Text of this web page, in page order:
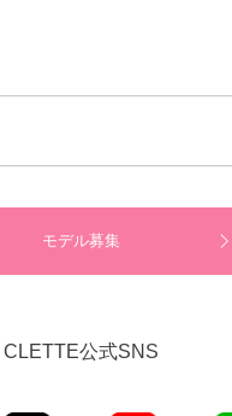
モデル募集
CLETTE公式SNS